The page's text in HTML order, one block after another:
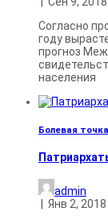
Согласно
году
прогноз
населения
Болевая точка
admin
Янв 2, 2018